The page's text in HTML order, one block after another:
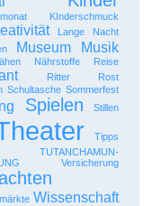
KInderschmuck
Lange Nacht
Museum Musik
Nährstoffe Reise
Ritter Rost
Schultasche Sommerfest
Spielen Stillen
Tipps
TUTANCHAMUN-
Versicherung
Wissenschaft